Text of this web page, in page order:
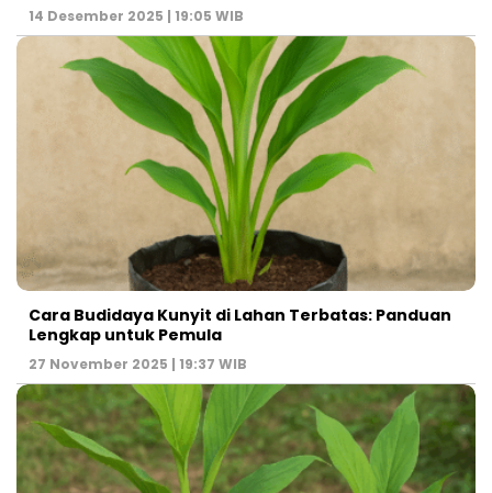
14 Desember 2025 | 19:05 WIB
Cara Budidaya Kunyit di Lahan Terbatas: Panduan
Lengkap untuk Pemula
27 November 2025 | 19:37 WIB